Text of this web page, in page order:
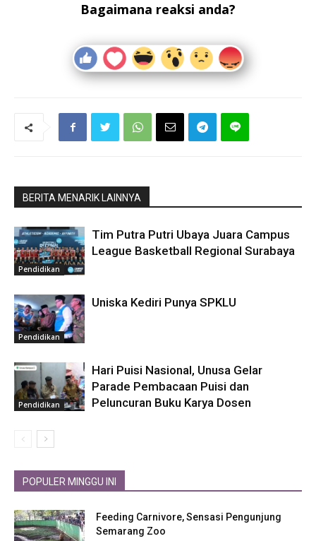
Bagaimana reaksi anda?
BERITA MENARIK LAINNYA
Pendidikan
Tim Putra Putri Ubaya Juara Campus
League Basketball Regional Surabaya
Pendidikan
Uniska Kediri Punya SPKLU
Pendidikan
Hari Puisi Nasional, Unusa Gelar
Parade Pembacaan Puisi dan
Peluncuran Buku Karya Dosen
POPULER MINGGU INI
Feeding Carnivore, Sensasi Pengunjung
Semarang Zoo